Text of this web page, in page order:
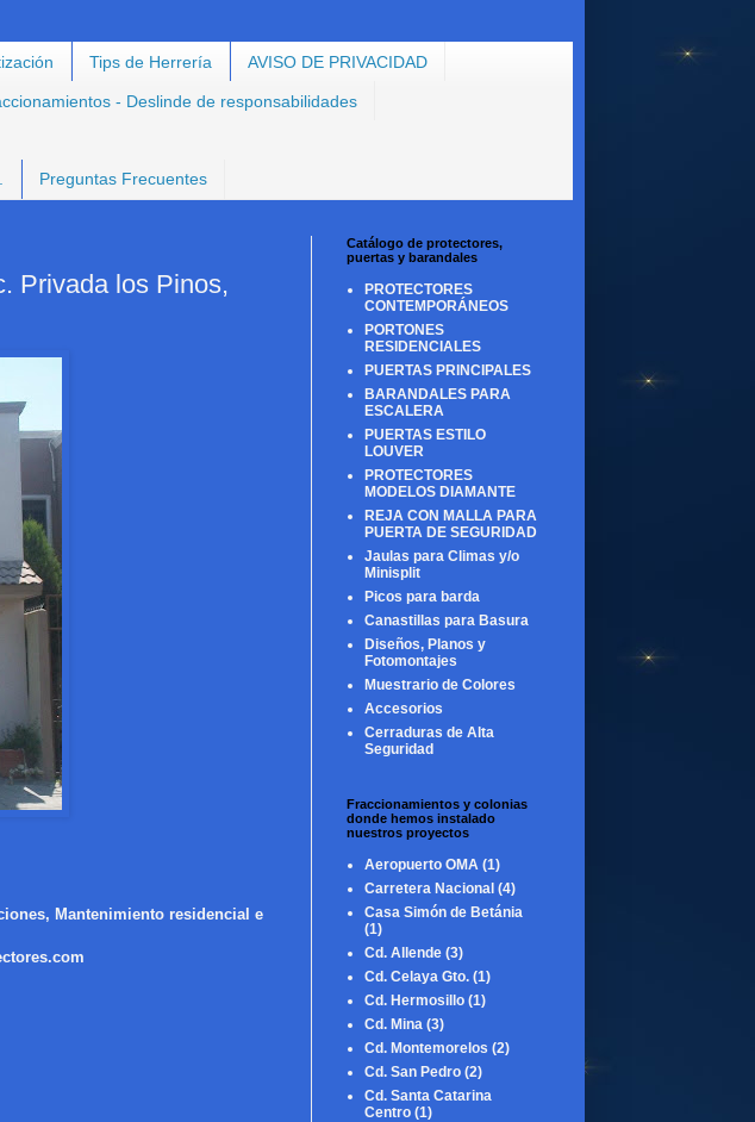
Tips de Herrería AVISO DE PRIVACIDAD
- Deslinde de responsabilidades
Preguntas Frecuentes
Privada los Pinos,
Mantenimiento residencial e
Catálogo de protectores,
puertas y barandales
PROTECTORES
CONTEMPORÁNEOS
PORTONES
RESIDENCIALES
PUERTAS PRINCIPALES
BARANDALES PARA
ESCALERA
PUERTAS ESTILO
LOUVER
PROTECTORES
MODELOS DIAMANTE
REJA CON MALLA PARA
PUERTA DE SEGURIDAD
Jaulas para Climas y/o
Minisplit
Picos para barda
Canastillas para Basura
Diseños, Planos y
Fotomontajes
Muestrario de Colores
Accesorios
Cerraduras de Alta
Seguridad
Fraccionamientos y colonias
donde hemos instalado
nuestros proyectos
Aeropuerto OMA (1)
Carretera Nacional (4)
Casa Simón de Betánia
(1)
Cd. Allende (3)
Cd. Celaya Gto. (1)
Cd. Hermosillo (1)
Cd. Mina (3)
Cd. Montemorelos (2)
Cd. San Pedro (2)
Cd. Santa Catarina
Centro (1)